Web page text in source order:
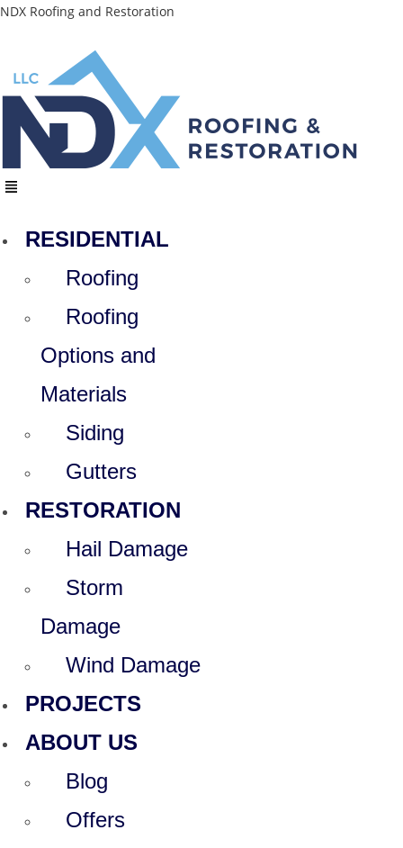
Skip
NDX Roofing and Restoration
Menu
RESIDENTIAL
Roofing
Roofing
Options and
Materials
Siding
Gutters
RESTORATION
Hail Damage
Storm
Damage
Wind Damage
PROJECTS
ABOUT US
Blog
Offers